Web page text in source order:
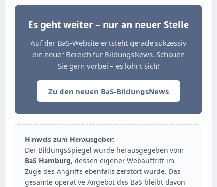
Es geht weiter – nur an neuer Stelle
Auf der BaS-Website entsteht gerade sukzessiv
ein neuer Bereich für BildungsNews. Schauen
Sie gern vorbei – es lohnt sich!
Zu den neuen BaS-BildungsNews
Hinweis zum Herausgeber:
Der BildungsSpiegel wurde herausgegeben vom
BaS Hamburg, dessen eigener Webauftritt im
Zuge des Angriffs ebenfalls zerstört wurde. Das
gesamte operative Angebot des BaS bleibt davon